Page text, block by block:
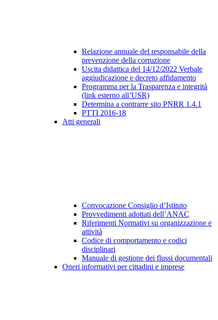
Relazione annuale del responsabile della
prevenzione della corruzione
Uscita didattica del 14/12/2022 Verbale
aggiudicazione e decreto affidamento
Programma per la Trasparenza e integrità
(link esterno all’USR)
Determina a contrarre sito PNRR 1.4.1
PTTI 2016-18
Atti generali
Convocazione Consiglio d’Istituto
Provvedimenti adottati dell’ANAC
Riferimenti Normativi su organizzazione e
attività
Codice di comportamento e codici
disciplinari
Manuale di gestione dei flussi documentali
Oneri informativi per cittadini e imprese